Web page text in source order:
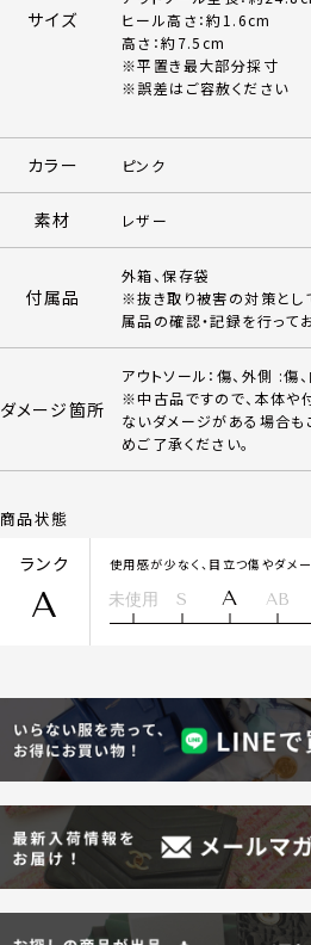
サイズ
ヒール高さ：約1.6cm
高さ：約7.5cm
※平置き最大部分採寸
※誤差はご容赦ください
カラー ピンク
素材 レザー
付属品
外箱、保存袋
※抜き取り被害の対策とし
属品の確認・記録を行ってお
ダメージ箇所
アウトソール：傷、外側 :傷
※中古品ですので、本体や
ないダメージがある場合も
めご了承ください。
商品状態
ランク
A
使用感が少なく、目立つ傷やダメ
未使用 S A AB